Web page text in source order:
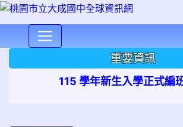
重要資訊
115 學年新生入學正式編